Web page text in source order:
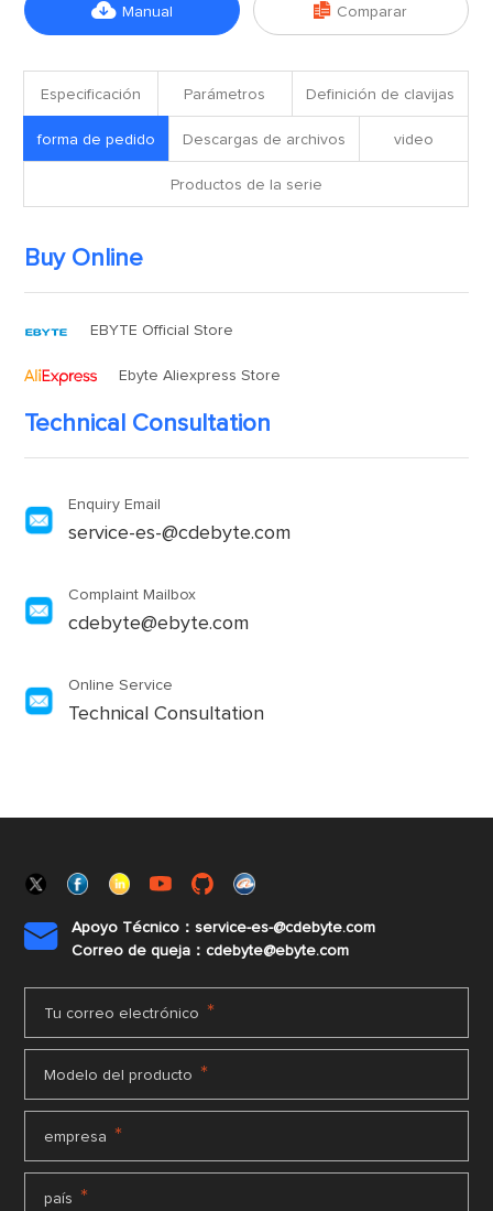
 Manual  Comparar
Especificación Parámetros Definición de clavijas
forma de pedido Descargas de archivos video
Productos de la serie
Buy Online
EBYTE Official Store
Ebyte Aliexpress Store
Technical Consultation
Enquiry Email
service-es-@cdebyte.com
Complaint Mailbox
cdebyte@ebyte.com
Online Service
Technical Consultation

Apoyo Técnico：service-es-@cdebyte.com
Correo de queja：cdebyte@ebyte.com
Tu correo electrónico *
Modelo del producto *
empresa *
país *